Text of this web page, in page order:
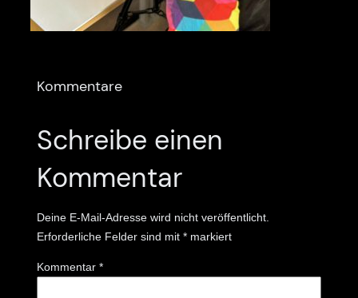
Kommentare
Schreibe einen
Kommentar
Deine E-Mail-Adresse wird nicht veröffentlicht.
Erforderliche Felder sind mit * markiert
Kommentar *